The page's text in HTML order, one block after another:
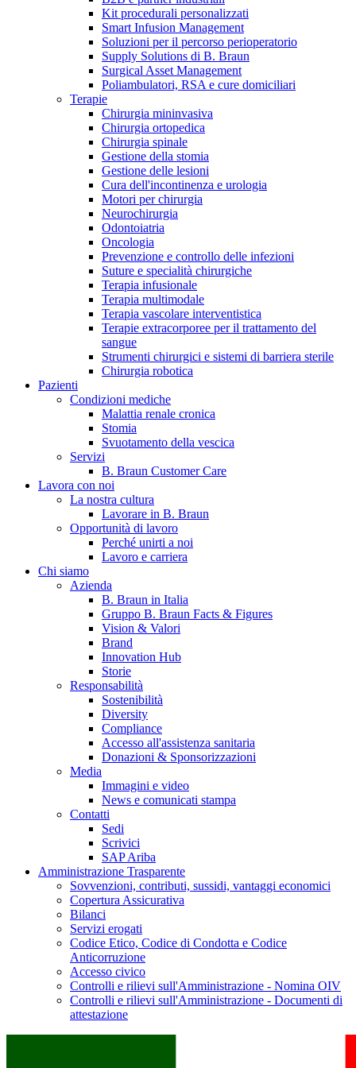
Catalogo prodotti
Trova il prodotto che stai cercando. Visita il catalogo B.
Braun con il nostro portfolio completo.
Hai domande o richieste? Scrivici per entrare subito in
contatto con un nostro referente.
B. Braun in Italia
Scopri chi siamo ed entra nel mondo di B. Braun in Italia: 4
sedi, 4 aziende, più di 700 dipendenti e un Centro di
Eccellenza a livello globale.
Kit procedurali personalizzati
Smart Infusion Management
Soluzioni per il percorso perioperatorio
Supply Solutions di B. Braun
Surgical Asset Management
Poliambulatori, RSA e cure domiciliari
Terapie
Chirurgia mininvasiva
Chirurgia ortopedica
Chirurgia spinale
Gestione della stomia
Gestione delle lesioni
Cura dell'incontinenza e urologia
Motori per chirurgia
Neurochirurgia
Odontoiatria
Oncologia
Prevenzione e controllo delle infezioni
Suture e specialità chirurgiche
Terapia infusionale
Terapia multimodale
Terapia vascolare interventistica
Terapie extracorporee per il trattamento del
sangue
Strumenti chirurgici e sistemi di barriera sterile
Chirurgia robotica
Pazienti
Condizioni mediche
Malattia renale cronica
Stomia
Svuotamento della vescica
Servizi
B. Braun Customer Care
Lavora con noi
La nostra cultura
Lavorare in B. Braun
Opportunità di lavoro
Perché unirti a noi
Lavoro e carriera
Chi siamo
Azienda
B. Braun in Italia
Gruppo B. Braun Facts & Figures
Vision & Valori
Brand
Innovation Hub
Storie
Responsabilità
Sostenibilità
Diversity
Compliance
Accesso all'assistenza sanitaria
Donazioni & Sponsorizzazioni
Media
Immagini e video
News e comunicati stampa
Contatti
Sedi
Scrivici
SAP Ariba
Amministrazione Trasparente
Sovvenzioni, contributi, sussidi, vantaggi economici
Copertura Assicurativa
Bilanci
Servizi erogati
Codice Etico, Codice di Condotta e Codice
Anticorruzione
Accesso civico
Controlli e rilievi sull'Amministrazione - Nomina OIV
Controlli e rilievi sull'Amministrazione - Documenti di
attestazione